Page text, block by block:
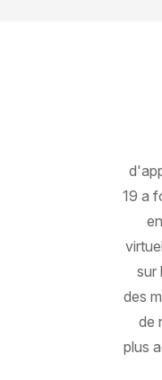
19 a
sur
des
de
plus